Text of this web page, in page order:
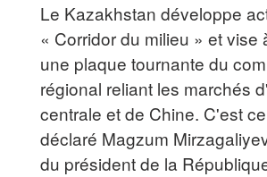
Le Kazakhstan développe
« Corridor du milieu » et vise
une plaque tournante du
régional reliant les marchés
centrale et de Chine. C'est
déclaré Magzum
du président de la